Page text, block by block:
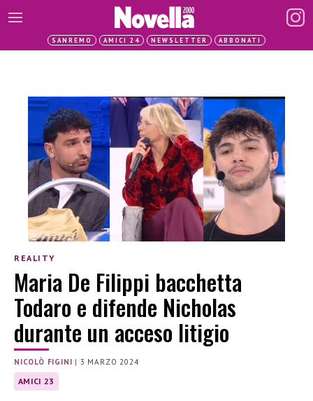
SANREMO AMICI 24 NEWSLETTER ABBONATI
REALITY
Maria De Filippi bacchetta
Todaro e difende Nicholas
durante un acceso litigio
NICOLÒ FIGINI | 3 MARZO 2024
AMICI 23